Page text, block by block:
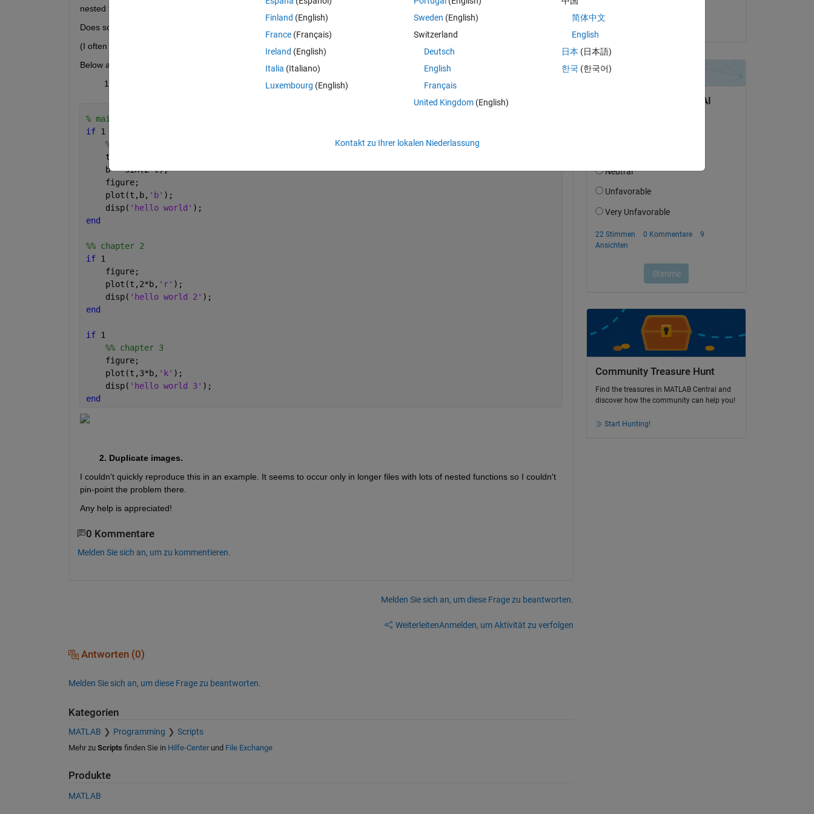
nested functions (I think).
Does someone have a robust way of getting text and figures to appear inside the proper chapters?
(I often use if-then to exclude certain chapters from running.)
Below a few examples of issues:
Chapter titles outside an if-then statement mis-places text and figure vanishes
Theme
% main example 1
if 1
    %% chapter 1
    t = 1:0.01:10;
    b = sin(2*t);
    figure;
    plot(t,b,
'b' );
    disp(
'hello world' );
end
%% chapter 2
if 1
    figure;
    plot(t,2*b,
'r' );
    disp(
'hello world 2' );
end
if 1
    %% chapter 3
    figure;
    plot(t,3*b,
'k' );
    disp(
'hello world 3' );
end
        2. Duplicate images.
I couldn't quickly reproduce this in an example. It seems to occur only in longer files with lots of nested functions so I couldn't
pin-point the problem there.
Any help is appreciated!
0 Kommentare
Melden Sie sich an, um zu kommentieren.
Melden Sie sich an, um diese Frage zu beantworten.
WeiterleitenAnmelden, um Aktivität zu verfolgen
Antworten (0)
Melden Sie sich an, um diese Frage zu beantworten.
Kategorien
MATLAB Programming Scripts
Mehr zu Scripts finden Sie in Hilfe-Centerund File Exchange
Produkte
MATLAB
am 1 Jul. 2020
Community Treasure Hunt
Find the treasures in MATLAB Central and
discover how the community can help you!
Start Hunting!
Finland (English)
France (Français)
Ireland (English)
Italia (Italiano)
Luxembourg (English)
Sweden (English)
Switzerland
Deutsch
English
Français
United Kingdom(English)
简体中文
English
日本 (日本語)
한국 (한국어)
Kontakt zu Ihrer lokalen Niederlassung